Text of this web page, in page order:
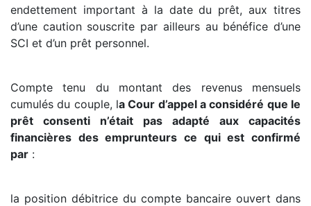
endettement important à la date du prêt, aux titres
d’une caution souscrite par ailleurs au bénéfice d’une
SCI et d’un prêt personnel.
Compte tenu du montant des revenus mensuels
cumulés du couple, la Cour d’appel a considéré que le
prêt consenti n’était pas adapté aux capacités
financières des emprunteurs ce qui est confirmé
par :
la position débitrice du compte bancaire ouvert dans